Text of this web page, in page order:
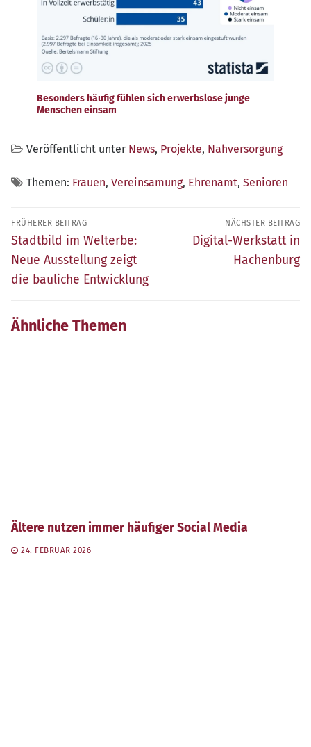
Besonders häufig fühlen sich erwerbslose junge
Menschen einsam
Veröffentlicht unter News, Projekte, Nahversorgung
Themen: Frauen, Vereinsamung, Ehrenamt, Senioren
Beitragsnavigation
FRÜHERER BEITRAG
Früherer
Beitrag:
Stadtbild im Welterbe:
Neue Ausstellung zeigt
die bauliche Entwicklung
NÄCHSTER BEITRAG
Nächster
Digital-Werkstatt in
Hachenburg
Ähnliche Themen
Ältere nutzen immer häufiger Social Media
24. FEBRUAR 2026